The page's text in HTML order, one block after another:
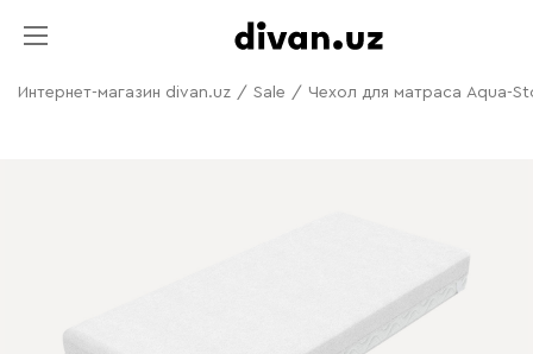
Интернет-магазин divan.uz / Sale / Чехол для матраса Aqua-